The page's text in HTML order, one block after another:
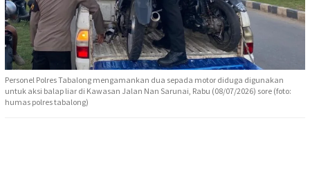
Personel Polres Tabalong mengamankan dua sepada motor diduga digunakan
untuk aksi balap liar di Kawasan Jalan Nan Sarunai, Rabu (08/07/2026) sore (foto:
humas polres tabalong)